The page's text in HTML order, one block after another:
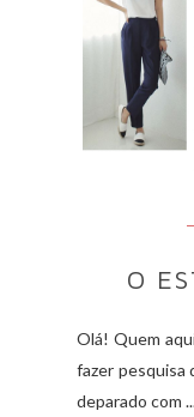
O
Olá! Quem
fazer pesquisa
deparado com